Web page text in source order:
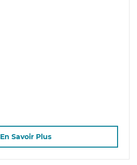
En Savoir Plus